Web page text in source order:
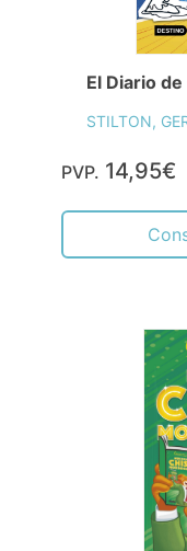
Muchos
STILTON,